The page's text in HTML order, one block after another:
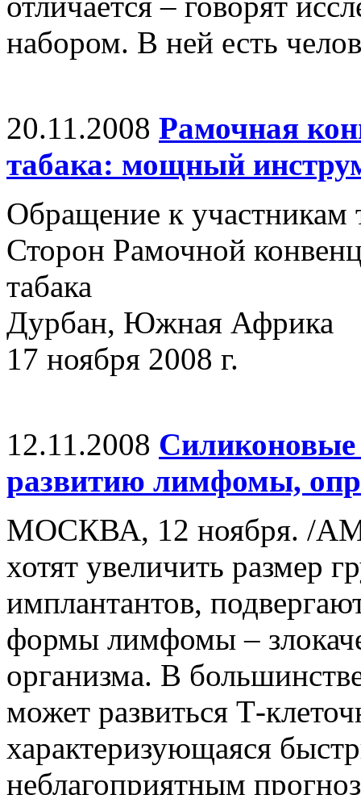
набором. В ней есть
20.11.2008 Рамочная
табака: мощный
Обращение к участникам
Сторон Рамочной
табака
Дурбан, Южная Африка
17 ноября 2008 г.
12.11.2008
развитию лимфомы,
МОСКВА, 12 ноября. /
хотят увеличить размер
имплантантов,
формы лимфомы –
организма. В
может развиться Т-
характеризующаяся
неблагоприятным